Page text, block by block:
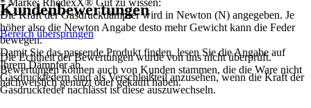
* Marke: RhedexX® Gut zu wissen:
Die Kraft der Gasdruckdämpfer wird in Newton (N) angegeben. Je
höher also die Newton Angabe desto mehr Gewicht kann die Feder
bewegen.
Damit Sie das passende Produkt finden, lesen Sie die Angabe auf
Ihrem Dämpfer ab.
Gasdruckfedern sind als Verschleißteil anzusehen, wenn die Kraft der
Gasdruckfeder nachlässt ist diese auszuwechseln.
Kundenbewertungen
Bereich überspringen
Die Echtheit der Bewertungen wurde von uns nicht überprüft.
Bewertungen können auch von Kunden stammen, die die Ware nicht
nachweislich genutzt oder gekauft haben.